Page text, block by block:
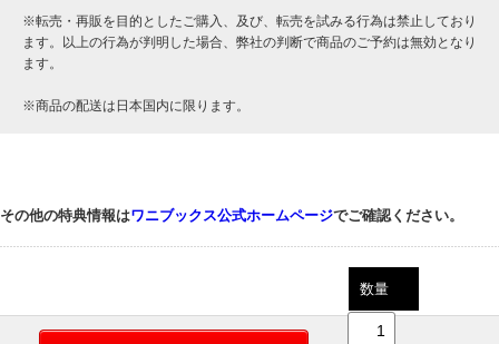
※転売・再販を目的としたご購入、及び、転売を試みる行為は禁止しており
ます。以上の行為が判明した場合、弊社の判断で商品のご予約は無効となり
ます。
※商品の配送は日本国内に限ります。
その他の特典情報はワニブックス公式ホームページでご確認ください。
数量